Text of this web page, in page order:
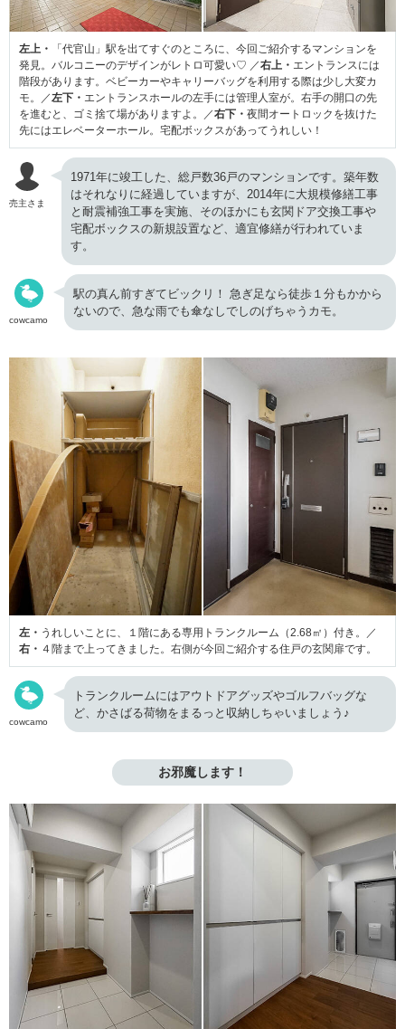
左上・
「代官山」駅を出てすぐのところに、今回ご紹介するマンションを
発見。バルコニーのデザインがレトロ可愛い♡ ／右上・ エントランスには
階段があります。ベビーカーやキャリーバッグを利用する際は少し大変カ
モ。／左下・ エントランスホールの左手には管理人室が。右手の開口の先
を進むと、ゴミ捨て場がありますよ。／右下・ 夜間オートロックを抜けた
先にはエレベーターホール。宅配ボックスがあってうれしい！
売主さま
1971年に竣工した、総戸数36戸のマンションです。築年数
はそれなりに経過していますが、2014年に大規模修繕工事
と耐震補強工事を実施、そのほかにも玄関ドア交換工事や
宅配ボックスの新規設置など、適宜修繕が行われていま
す。
cowcamo
駅の真ん前すぎてビックリ！ 急ぎ足なら徒歩１分もかから
ないので、急な雨でも傘なしでしのげちゃうカモ。
左・ うれしいことに、１階にある専用トランクルーム（2.68㎡）付き。／
右・ ４階まで上ってきました。右側が今回ご紹介する住戸の玄関扉です。
cowcamo
トランクルームにはアウトドアグッズやゴルフバッグな
ど、かさばる荷物をまるっと収納しちゃいましょう♪
お邪魔します！